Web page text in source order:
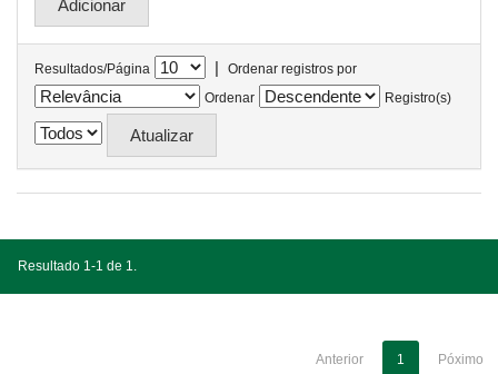
Resultados/Página |
Ordenar registros por
Ordenar
Registro(s)
Resultado 1-1 de 1.
Anterior 1 Póximo